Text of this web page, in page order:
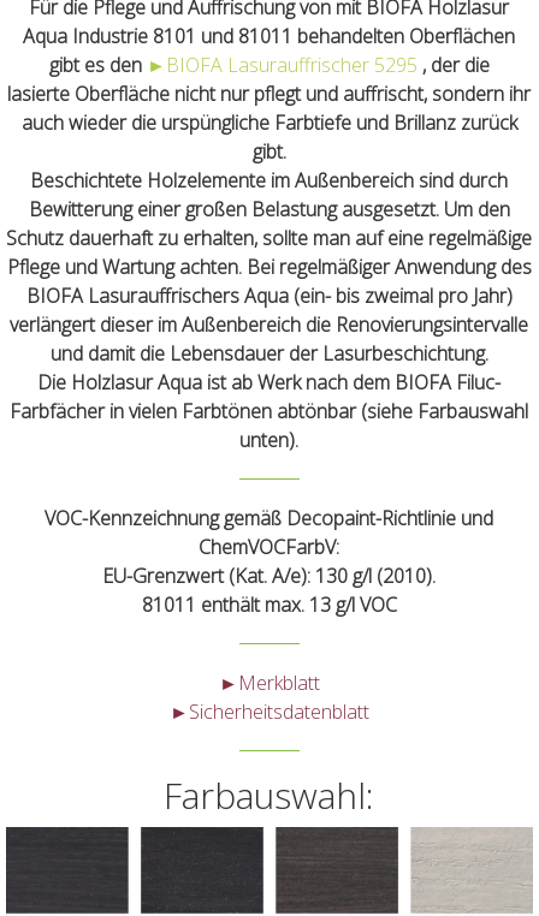
Für die Pflege und Auffrischung von mit BIOFA Holzlasur
Aqua Industrie 8101 und 81011 behandelten Oberflächen
gibt es den ► BIOFA Lasurauffrischer 5295 , der die
lasierte Oberfläche nicht nur pflegt und auffrischt, sondern ihr
auch wieder die urspüngliche Farbtiefe und Brillanz zurück
gibt.
Beschichtete Holzelemente im Außenbereich sind durch
Bewitterung einer großen Belastung ausgesetzt. Um den
Schutz dauerhaft zu erhalten, sollte man auf eine regelmäßige
Pflege und Wartung achten. Bei regelmäßiger Anwendung des
BIOFA Lasurauffrischers Aqua (ein- bis zweimal pro Jahr)
verlängert dieser im Außenbereich die Renovierungsintervalle
und damit die Lebensdauer der Lasurbeschichtung.
Die Holzlasur Aqua ist ab Werk nach dem BIOFA Filuc-
Farbfächer in vielen Farbtönen abtönbar (siehe Farbauswahl
unten).
VOC-Kennzeichnung gemäß Decopaint-Richtlinie und
ChemVOCFarbV:
EU-Grenzwert (Kat. A/e): 130 g/l (2010).
81011 enthält max. 13 g/l VOC
►Merkblatt
►Sicherheitsdatenblatt
Farbauswahl: